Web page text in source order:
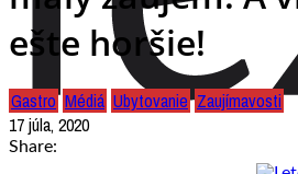
ešte horšie!
Gastro Médiá Ubytovanie Zaujímavosti
17 júla, 2020
Share: